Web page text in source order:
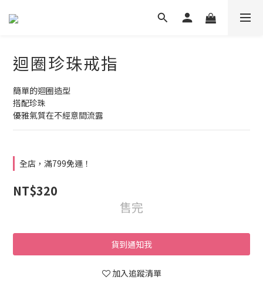
迴圈珍珠戒指
簡單的迴圈造型
搭配珍珠
優雅氣質在不經意間流露
全店，滿799免運！
NT$320
售完
貨到通知我
加入追蹤清單